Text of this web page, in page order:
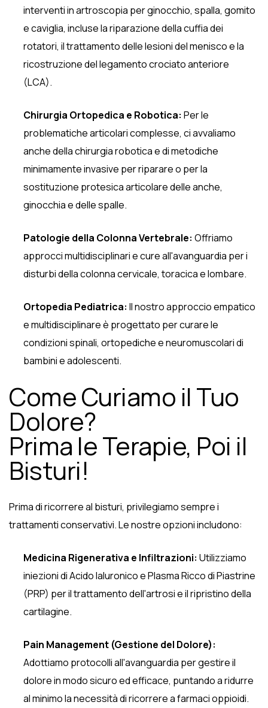
interventi in artroscopia per ginocchio, spalla, gomito
e caviglia, incluse la riparazione della cuffia dei
rotatori, il trattamento delle lesioni del menisco e la
ricostruzione del legamento crociato anteriore
(LCA).
Chirurgia Ortopedica e Robotica: Per le
problematiche articolari complesse, ci avvaliamo
anche della chirurgia robotica e di metodiche
minimamente invasive per riparare o per la
sostituzione protesica articolare delle anche,
ginocchia e delle spalle.
Patologie della Colonna Vertebrale: Offriamo
approcci multidisciplinari e cure all'avanguardia per i
disturbi della colonna cervicale, toracica e lombare.
Ortopedia Pediatrica: Il nostro approccio empatico
e multidisciplinare è progettato per curare le
condizioni spinali, ortopediche e neuromuscolari di
bambini e adolescenti.
Come Curiamo il Tuo
Dolore?
Prima le Terapie, Poi il
Bisturi!
Prima di ricorrere al bisturi, privilegiamo sempre i
trattamenti conservativi. Le nostre opzioni includono:
Medicina Rigenerativa e Infiltrazioni: Utilizziamo
iniezioni di Acido Ialuronico e Plasma Ricco di Piastrine
(PRP) per il trattamento dell'artrosi e il ripristino della
cartilagine.
Pain Management (Gestione del Dolore):
Adottiamo protocolli all'avanguardia per gestire il
dolore in modo sicuro ed efficace, puntando a ridurre
al minimo la necessità di ricorrere a farmaci oppioidi.